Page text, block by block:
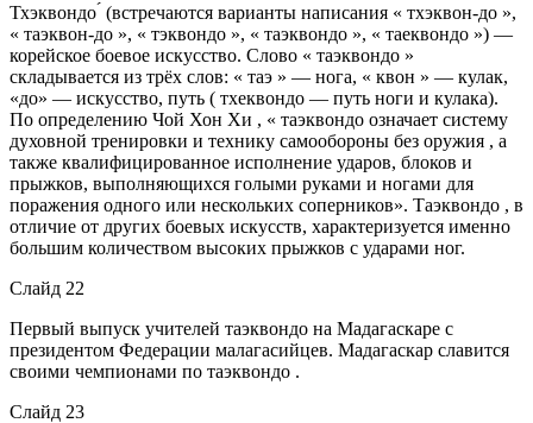
Тхэквондо ́ (встречаются варианты написания « тхэквон-до »,
« таэквон-до », « тэквондо », « таэквондо », « таеквондо ») —
корейское боевое искусство. Слово « таэквондо »
складывается из трёх слов: « таэ » — нога, « квон » — кулак,
«до» — искусство, путь ( тхеквондо — путь ноги и кулака).
По определению Чой Хон Хи , « таэквондо означает систему
духовной тренировки и технику самообороны без оружия , а
также квалифицированное исполнение ударов, блоков и
прыжков, выполняющихся голыми руками и ногами для
поражения одного или нескольких соперников». Таэквондо , в
отличие от других боевых искусств, характеризуется именно
большим количеством высоких прыжков с ударами ног.
Слайд 22
Первый выпуск учителей таэквондо на Мадагаскаре с
президентом Федерации малагасийцев. Мадагаскар славится
своими чемпионами по таэквондо .
Слайд 23